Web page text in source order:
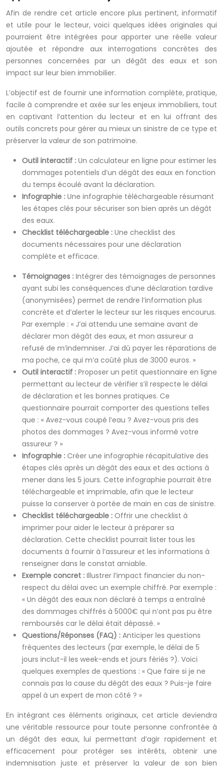
Afin de rendre cet article encore plus pertinent, informatif
et utile pour le lecteur, voici quelques idées originales qui
pourraient être intégrées pour apporter une réelle valeur
ajoutée et répondre aux interrogations concrètes des
personnes concernées par un dégât des eaux et son
impact sur leur bien immobilier.
L’objectif est de fournir une information complète, pratique,
facile à comprendre et axée sur les enjeux immobiliers, tout
en captivant l’attention du lecteur et en lui offrant des
outils concrets pour gérer au mieux un sinistre de ce type et
préserver la valeur de son patrimoine.
Outil interactif : Un calculateur en ligne pour estimer les
dommages potentiels d’un dégât des eaux en fonction
du temps écoulé avant la déclaration.
Infographie : Une infographie téléchargeable résumant
les étapes clés pour sécuriser son bien après un dégât
des eaux.
Checklist téléchargeable : Une checklist des
documents nécessaires pour une déclaration
complète et efficace.
Témoignages : Intégrer des témoignages de personnes
ayant subi les conséquences d’une déclaration tardive
(anonymisées) permet de rendre l’information plus
concrète et d’alerter le lecteur sur les risques encourus.
Par exemple : « J’ai attendu une semaine avant de
déclarer mon dégât des eaux, et mon assureur a
refusé de m’indemniser. J’ai dû payer les réparations de
ma poche, ce qui m’a coûté plus de 3000 euros. »
Outil interactif : Proposer un petit questionnaire en ligne
permettant au lecteur de vérifier s’il respecte le délai
de déclaration et les bonnes pratiques. Ce
questionnaire pourrait comporter des questions telles
que : « Avez-vous coupé l’eau ? Avez-vous pris des
photos des dommages ? Avez-vous informé votre
assureur ? »
Infographie : Créer une infographie récapitulative des
étapes clés après un dégât des eaux et des actions à
mener dans les 5 jours. Cette infographie pourrait être
téléchargeable et imprimable, afin que le lecteur
puisse la conserver à portée de main en cas de sinistre.
Checklist téléchargeable : Offrir une checklist à
imprimer pour aider le lecteur à préparer sa
déclaration. Cette checklist pourrait lister tous les
documents à fournir à l’assureur et les informations à
renseigner dans le constat amiable.
Exemple concret : Illustrer l’impact financier du non-
respect du délai avec un exemple chiffré. Par exemple :
« Un dégât des eaux non déclaré à temps a entraîné
des dommages chiffrés à 5000€ qui n’ont pas pu être
remboursés car le délai était dépassé. »
Questions/Réponses (FAQ) : Anticiper les questions
fréquentes des lecteurs (par exemple, le délai de 5
jours inclut-il les week-ends et jours fériés ?). Voici
quelques exemples de questions : « Que faire si je ne
connais pas la cause du dégât des eaux ? Puis-je faire
appel à un expert de mon côté ? »
En intégrant ces éléments originaux, cet article deviendra
une véritable ressource pour toute personne confrontée à
un dégât des eaux, lui permettant d’agir rapidement et
efficacement pour protéger ses intérêts, obtenir une
indemnisation juste et préserver la valeur de son bien